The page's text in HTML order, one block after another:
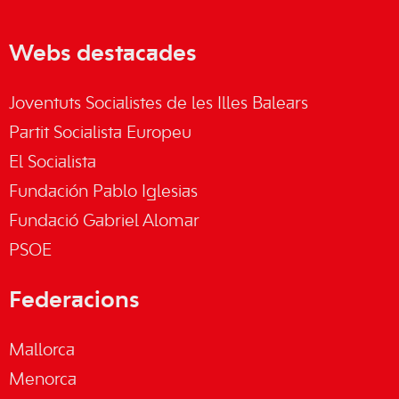
Webs destacades
Joventuts Socialistes de les Illes Balears
Partit Socialista Europeu
El Socialista
Fundación Pablo Iglesias
Fundació Gabriel Alomar
PSOE
Federacions
Mallorca
Menorca